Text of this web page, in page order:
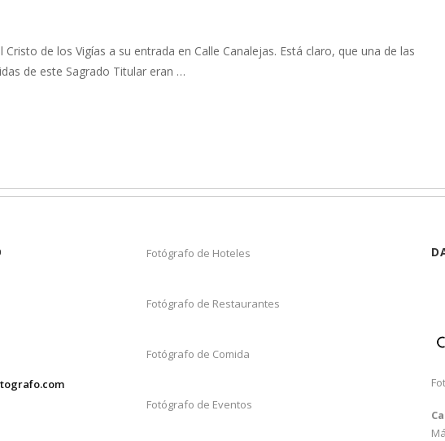
de los Vigías a su entrada en Calle Canalejas. Está claro, que una de las
de este Sagrado Titular eran …
Fotógrafo de Hoteles
Fotógrafo de Restaurantes
Fotógrafo de Comida
Fotógrafo de Eventos